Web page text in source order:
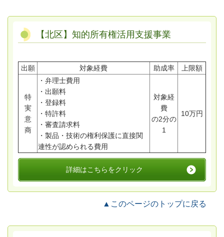
【北区】知的所有権活用支援事業
出願 対象経費 助成率 上限額
特
実
意
商
・弁理士費用
・出願料
・登録料
・特許料
・審査請求料
・製品・技術の権利保護に直接関
連性が認められる費用
対象経
費
の2分の
1
10万円
詳細はこちらをクリック
▲このページのトップに戻る